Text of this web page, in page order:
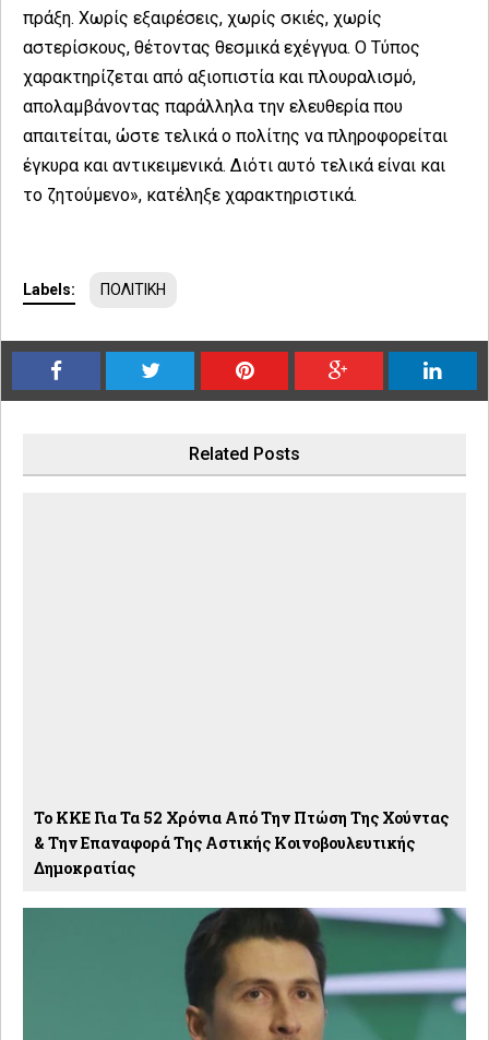
πράξη. Χωρίς εξαιρέσεις, χωρίς σκιές, χωρίς
αστερίσκους, θέτοντας θεσμικά εχέγγυα. Ο Τύπος
χαρακτηρίζεται από αξιοπιστία και πλουραλισμό,
απολαμβάνοντας παράλληλα την ελευθερία που
απαιτείται, ώστε τελικά ο πολίτης να πληροφορείται
έγκυρα και αντικειμενικά. Διότι αυτό τελικά είναι και
το ζητούμενο», κατέληξε χαρακτηριστικά.
Labels: ΠΟΛΙΤΙΚΗ
Related Posts
Το ΚΚΕ Για Τα 52 Χρόνια Από Την Πτώση Της Χούντας
& Την Επαναφορά Της Αστικής Κοινοβουλευτικής
Δημοκρατίας